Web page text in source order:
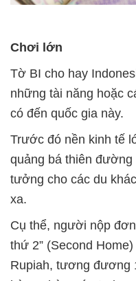
Chơi lớn
Tờ BI cho hay
những tài năng hoặc
có đến quốc gia này.
Trước đó nền kinh tế
quảng bá thiên
tưởng cho các du
xa.
Cụ thể, người nộp
thứ 2” (Second
Rupiah, tương đương